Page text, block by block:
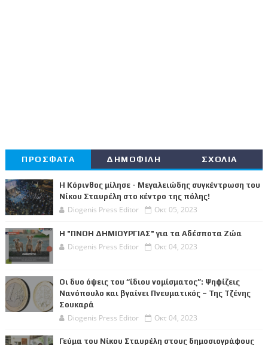
ΠΡΟΣΦΑΤΑ ΔΗΜΟΦΙΛΗ ΣΧΟΛΙΑ
Η Κόρινθος μίλησε - Μεγαλειώδης συγκέντρωση του
Νίκου Σταυρέλη στο κέντρο της πόλης!
Diogenis Press Editor Οκτ 05, 2023
Η "ΠΝΟΗ ΔΗΜΙΟΥΡΓΙΑΣ" για τα Αδέσποτα Ζώα
Diogenis Press Editor Οκτ 04, 2023
Οι δυο όψεις του “ίδιου νομίσματος”: Ψηφίζεις
Νανόπουλο και βγαίνει Πνευματικός – Της Τζένης
Σουκαρά
Diogenis Press Editor Οκτ 04, 2023
Γεύμα του Νίκου Σταυρέλη στους δημοσιογράφους